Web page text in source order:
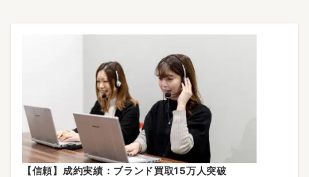
【信頼】成約実績：ブランド買取15万人突破